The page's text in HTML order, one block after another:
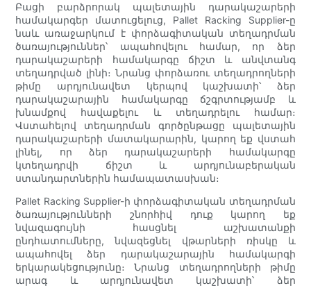
Բացի բարձրորակ պալետային դարակաշարերի
համակարգեր մատուցելուց, Pallet Racking Supplier-ը
նաև առաջարկում է փորձագիտական ​​տեղադրման
ծառայություններ՝ ապահովելու համար, որ ձեր
դարակաշարերի համակարգը ճիշտ և անվտանգ
տեղադրված լինի։ Նրանց փորձառու տեղադրողների
թիմը արդյունավետ կերպով կաշխատի՝ ձեր
դարակաշարային համակարգը ճշգրտությամբ և
խնամքով հավաքելու և տեղադրելու համար։
Վստահելով տեղադրման գործընթացը պալետային
դարակաշարերի մատակարարին, կարող եք վստահ
լինել, որ ձեր դարակաշարերի համակարգը
կտեղադրվի ճիշտ և արդյունաբերական
ստանդարտներին համապատասխան։
Pallet Racking Supplier-ի փորձագիտական տեղադրման
ծառայությունների շնորհիվ դուք կարող եք
նվազագույնի հասցնել աշխատանքի
ընդհատումները, նվազեցնել վթարների ռիսկը և
ապահովել ձեր դարակաշարային համակարգի
երկարակեցությունը։ Նրանց տեղադրողների թիմը
արագ և արդյունավետ կաշխատի՝ ձեր